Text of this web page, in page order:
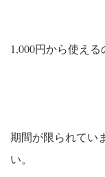
1,000円から使え
期間が限られてい
い。